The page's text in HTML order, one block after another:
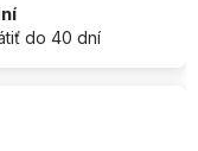
do 40 dní